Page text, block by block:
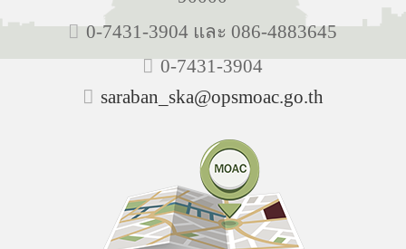
0-7431-3904 และ 086-4883645
0-7431-3904
saraban_ska@opsmoac.go.th